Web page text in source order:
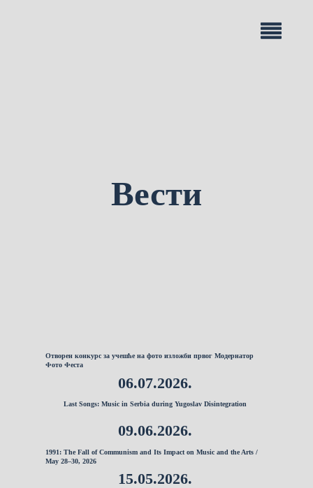
Вести
Отворен конкурс за учешће на фото изложби првог Модернатор
Фото Феста
06.07.2026.
Last Songs: Music in Serbia during Yugoslav Disintegration
09.06.2026.
1991: The Fall of Communism and Its Impact on Music and the Arts /
May 28–30, 2026
15.05.2026.